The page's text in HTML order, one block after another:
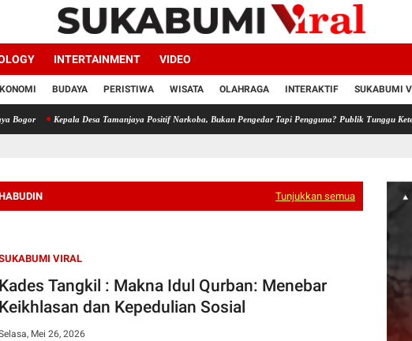
INTERTAINMENT VIDEO
BUDAYA PERISTIWA WISATA OLAHRAGA INTERAKTIF SUKABUMI
Kepala Desa Tamanjaya Positif Narkoba, Bukan Pengedar Tapi Pengguna? Publik Tunggu Ketegasan dan
Tunjukkan semua
VIRAL
Kades Tangkil : Makna Idul Qurban: Menebar
Keikhlasan dan Kepedulian Sosial
Mei 26, 2026